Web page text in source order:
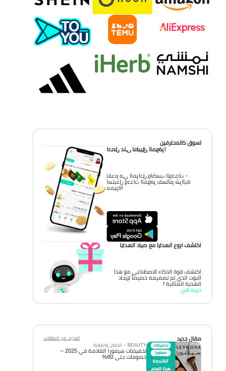
تسوق كالمحترفين
احصل على تطبيق الموفر!
تقدم في المراحل واكسب الوحدات -
استبدل وحدات الموفر بقسائم شرائية
مميزة!
اكتشف اروع الهدايا مع صياد الهدايا
اكتشف قوة الذكاء الاصطناعي مع هذا
البوت الذي تم تصميمه خصيصاً لإيجاد
الهدية المثالية !
جربه الان
مقال جديد
المزيد من المقالات
BEAUTY – الجمال والعناية
تخفيضات سيفورا القادمة في 2025 –
خصومات حتى 80%